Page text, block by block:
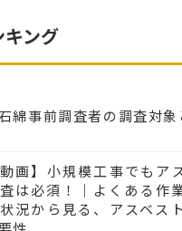
ング
綿事前調査者の調査対象
動画】小規模工事でもア
は必須！｜よくある作
況から見る、アスベス